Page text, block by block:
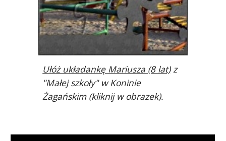
Ułóż układankę Mariusza (8 lat)z
"Małej szkoły" w Koninie
Żagańskim (kliknij w obrazek).